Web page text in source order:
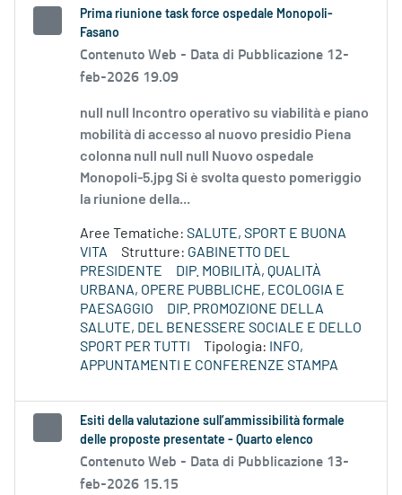
Prima riunione task force ospedale Monopoli-
Fasano
Contenuto Web - Data di Pubblicazione 12-
feb-2026 19.09
null null Incontro operativo su viabilità e piano
mobilità di accesso al nuovo presidio Piena
colonna null null null Nuovo ospedale
Monopoli-5.jpg Si è svolta questo pomeriggio
la riunione della...
Aree Tematiche: SALUTE, SPORT E BUONA
VITA
Strutture: GABINETTO DEL
PRESIDENTE
DIP. MOBILITÀ, QUALITÀ
URBANA, OPERE PUBBLICHE, ECOLOGIA E
PAESAGGIO
DIP. PROMOZIONE DELLA
SALUTE, DEL BENESSERE SOCIALE E DELLO
SPORT PER TUTTI
Tipologia:
INFO,
APPUNTAMENTI E CONFERENZE STAMPA
Esiti della valutazione sull’ammissibilità formale
delle proposte presentate - Quarto elenco
Contenuto Web - Data di Pubblicazione 13-
feb-2026 15.15